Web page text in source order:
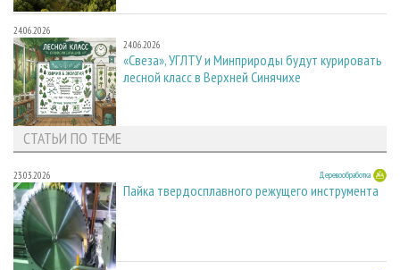
24.06.2026
24.06.2026
«Свеза», УГЛТУ и Минприроды будут курировать
лесной класс в Верхней Синячихе
СТАТЬИ ПО ТЕМЕ
23.03.2026 Деревообработка
Пайка твердосплавного режущего инструмента